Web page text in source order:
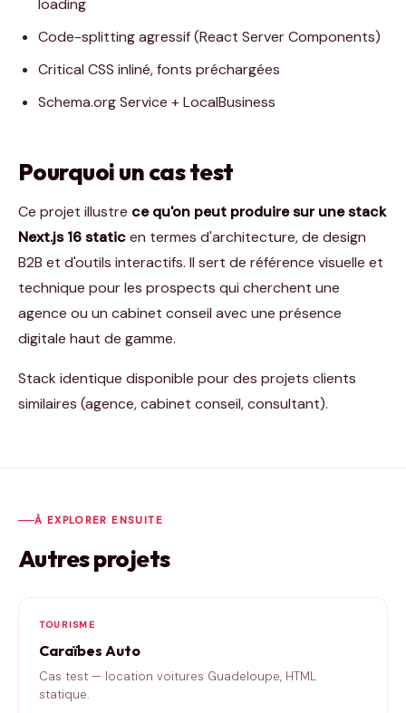
loading
Code-splitting agressif (React Server Components)
Critical CSS inliné, fonts préchargées
Schema.org Service + LocalBusiness
Pourquoi un cas test
Ce projet illustre ce qu'on peut produire sur une stack
Next.js 16 staticen termes d'architecture, de design
B2B et d'outils interactifs. Il sert de référence visuelle et
technique pour les prospects qui cherchent une
agence ou un cabinet conseil avec une présence
digitale haut de gamme.
Stack identique disponible pour des projets clients
similaires (agence, cabinet conseil, consultant).
À EXPLORER ENSUITE
Autres projets
TOURISME
Caraïbes Auto
Cas test — location voitures Guadeloupe, HTML
statique.